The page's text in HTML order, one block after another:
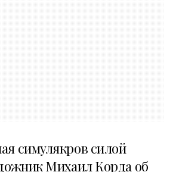
симулякров силой
Михаил Корда об